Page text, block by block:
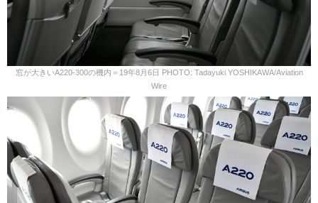
窓が大きいA220-300の機内＝19年8月6日 PHOTO: Tadayuki YOSHIKAWA/Aviation
Wire